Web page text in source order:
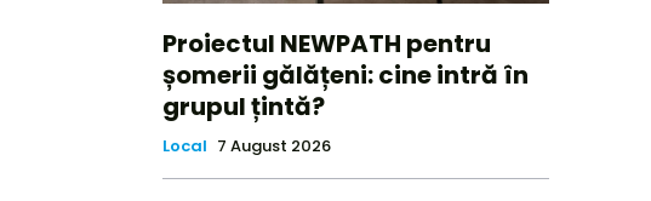
Proiectul NEWPATH pentru
șomerii gălățeni: cine intră în
grupul țintă?
Local 7 August 2026